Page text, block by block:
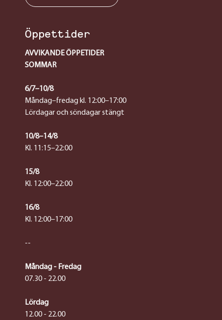
Öppettider
AVVIKANDE ÖPPETIDER
SOMMAR
6/7–10/8
Måndag–fredag kl. 12:00–17:00
Lördagar och söndagar stängt
10/8–14/8
Kl. 11:15–22:00
15/8
Kl. 12:00–22:00
16/8
Kl. 12:00–17:00
--
Måndag - Fredag
07.30 - 22.00
Lördag
12.00 - 22.00